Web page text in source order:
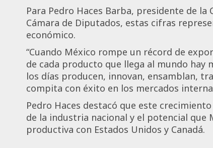
Para Pedro Haces Barba, presidente de la
Cámara de Diputados, estas cifras
económico.
“Cuando México rompe un récord de
de cada producto que llega al mundo
los días producen, innovan, ensamblan,
compita con éxito en los mercados
Pedro Haces destacó que este
de la industria nacional y el potencial que
productiva con Estados Unidos y Canadá.